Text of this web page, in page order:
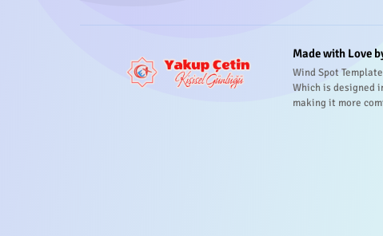
Made with Love
Wind Spot
Which is designed
making it more